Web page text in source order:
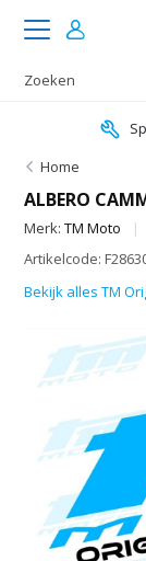
Home
ALBERO
Merk:TM Moto
Artikelcode:
Bekijk alles TM